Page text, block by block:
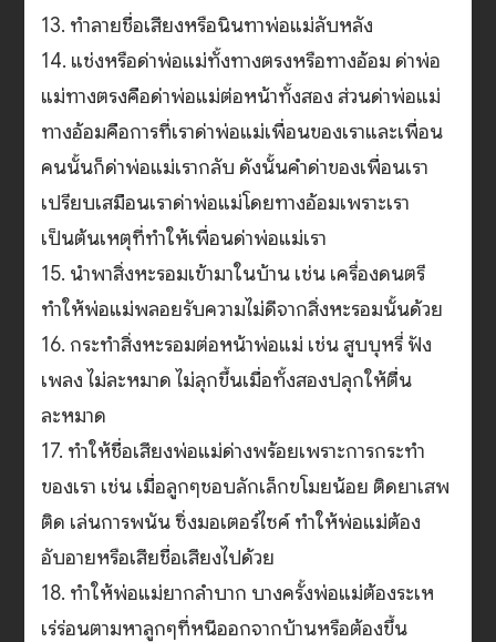
13. ทำลายชื่อเสียงหรือนินทาพ่อแม่ลับหลัง
14. แช่งหรือด่าพ่อแม่ทั้งทางตรงหรือทางอ้อม ด่าพ่อ
แม่ทางตรงคือด่าพ่อแม่ต่อหน้าทั้งสอง ส่วนด่าพ่อแม่
ทางอ้อมคือการที่เราด่าพ่อแม่เพื่อนของเราและเพื่อน
คนนั้นก็ด่าพ่อแม่เรากลับ ดังนั้นคำด่าของเพื่อนเรา
เปรียบเสมือนเราด่าพ่อแม่โดยทางอ้อมเพราะเรา
เป็นต้นเหตุที่ทำให้เพื่อนด่าพ่อแม่เรา
15. นำพาสิ่งหะรอมเข้ามาในบ้าน เช่น เครื่องดนตรี
ทำให้พ่อแม่พลอยรับความไม่ดีจากสิ่งหะรอมนั้นด้วย
16. กระทำสิ่งหะรอมต่อหน้าพ่อแม่ เช่น สูบบุหรี่ ฟัง
เพลง ไม่ละหมาด ไม่ลุกขึ้นเมื่อทั้งสองปลุกให้ตื่น
ละหมาด
17. ทำให้ชื่อเสียงพ่อแม่ด่างพร้อยเพราะการกระทำ
ของเรา เช่น เมื่อลูกๆชอบลักเล็กขโมยน้อย ติดยาเสพ
ติด เล่นการพนัน ซิ่งมอเตอร์ไซค์ ทำให้พ่อแม่ต้อง
อับอายหรือเสียชื่อเสียงไปด้วย
18. ทำให้พ่อแม่ยากลำบาก บางครั้งพ่อแม่ต้องระเห
เร่ร่อนตามหาลูกๆที่หนีออกจากบ้านหรือต้องขึ้น